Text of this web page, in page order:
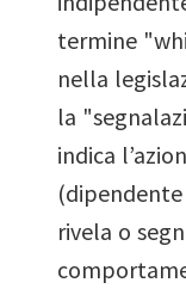
termine
nella
la
indica
rivela o